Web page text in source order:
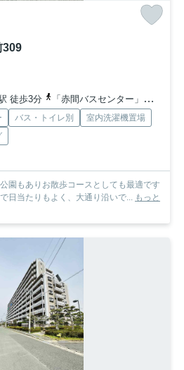
309
徒歩3分
「赤間バスセンター」バス停下車 徒歩3分
バス・トイレ別
室内洗濯機置場
園もありお散歩コースとしても最適です
日当たりもよく、大通り沿いで... もっと